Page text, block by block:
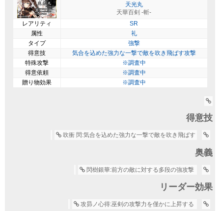
天光丸
天華百剣 -斬-
レアリティ
SR
属性
礼
タイプ
強撃
得意技
気合を込めた強力な一撃で敵を吹き飛ばす攻撃
特殊攻撃
※調査中
得意依頼
※調査中
贈り物効果
※調査中
得意技
吹衝 閃:気合を込めた強力な一撃で敵を吹き飛ばす
奥義
閃樹銀華:前方の敵に対する多段の強攻撃
リーダー効果
攻昴ノ心得:巫剣の攻撃力を僅かに上昇する